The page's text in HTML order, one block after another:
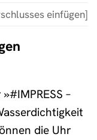
einfügen]
–
die Uhr